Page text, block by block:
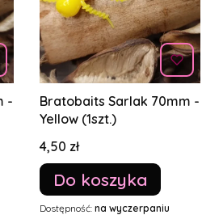
-
Bratobaits Sarlak 70mm -
Yellow (1szt.)
Cena
4,50 zł
Do koszyka
Dostępność: na wyczerpaniu